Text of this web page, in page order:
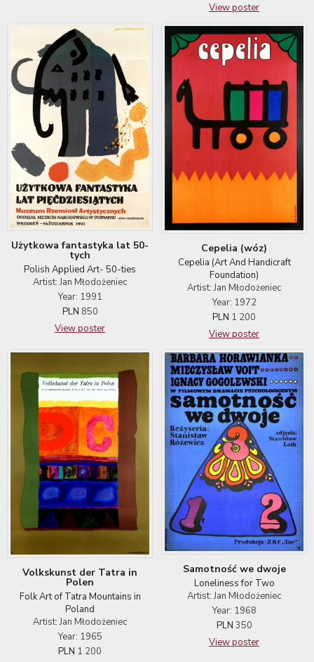
View poster
Użytkowa fantastyka lat 50-
tych
Polish Applied Art- 50-ties
Artist: Jan Młodożeniec
Year: 1991
PLN 850
View poster
Cepelia (wóz)
Cepelia (Art And Handicraft
Foundation)
Artist: Jan Młodożeniec
Year: 1972
PLN 1 200
View poster
Volkskunst der Tatra in
Polen
Folk Art of Tatra Mountains in
Poland
Artist: Jan Młodożeniec
Year: 1965
PLN 1 200
Samotność we dwoje
Loneliness for Two
Artist: Jan Młodożeniec
Year: 1968
PLN 350
View poster